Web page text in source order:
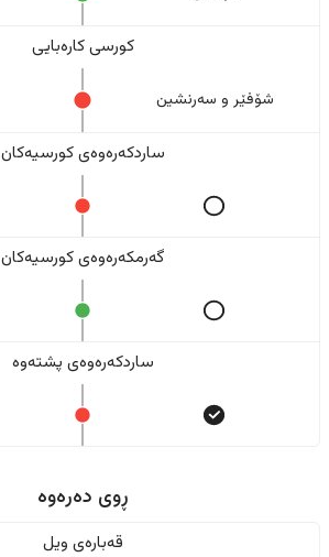
کورسی کارەبایی
شۆفێر و سەرنشین
ساردکەرەوەی کورسیەکان
گەرمکەرەوەی کورسیەکان
ساردکەرەوەی پشتەوە
ڕوی دەرەوە
قەبارەی ویل